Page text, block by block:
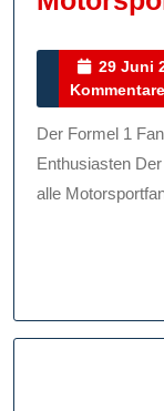
29 Juni
Kommentare
Der Formel 1 Fanshop: Alles für echte Motorsport-
Enthusiasten
alle